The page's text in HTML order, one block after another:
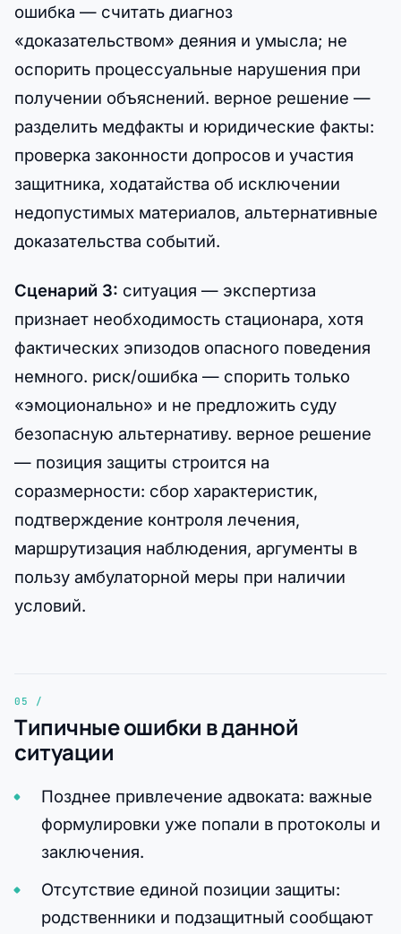
ошибка — считать диагноз
«доказательством» деяния и умысла; не
оспорить процессуальные нарушения при
получении объяснений. верное решение —
разделить медфакты и юридические факты:
проверка законности допросов и участия
защитника, ходатайства об исключении
недопустимых материалов, альтернативные
доказательства событий.
Сценарий 3: ситуация — экспертиза
признает необходимость стационара, хотя
фактических эпизодов опасного поведения
немного. риск/ошибка — спорить только
«эмоционально» и не предложить суду
безопасную альтернативу. верное решение
— позиция защиты строится на
соразмерности: сбор характеристик,
подтверждение контроля лечения,
маршрутизация наблюдения, аргументы в
пользу амбулаторной меры при наличии
условий.
Типичные ошибки в данной
ситуации
Позднее привлечение адвоката: важные
формулировки уже попали в протоколы и
заключения.
Отсутствие единой позиции защиты:
родственники и подзащитный сообщают